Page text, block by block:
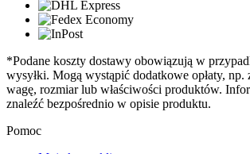
*Podane koszty dostawy obowiązują w
wysyłki. Mogą wystąpić dodatkowe opłaty, np.
wagę, rozmiar lub właściwości produktów.
znaleźć bezpośrednio w opisie produktu.
Pomoc